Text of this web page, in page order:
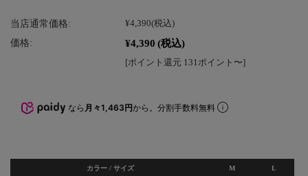
当店通常価格: ¥4,390(税込)
価格: ¥4,390 (税込)
[ポイント還元 131ポイント〜]
なら 月々1,463円から。分割手数料無料
カラー / サイズ M L